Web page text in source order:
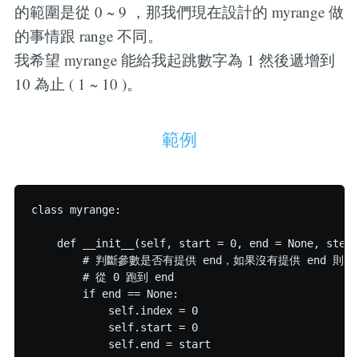
的範圍是從 0 ~ 9 ，那我們現在設計的 myrange 做
的事情跟 range 不同。
我希望 myrange 能給我起跳數字為 1 然後遞增到
10 為止 ( 1 ~ 10 )。
範例
class myrange:
def __init__(self, start = 0, end = None, step
# 判斷參數是否有提供 end，如果沒有提供 end 則
        # 從 0 跑到 end
        if end == None:
            self.index = 0
            self.start = 0
            self.end = start